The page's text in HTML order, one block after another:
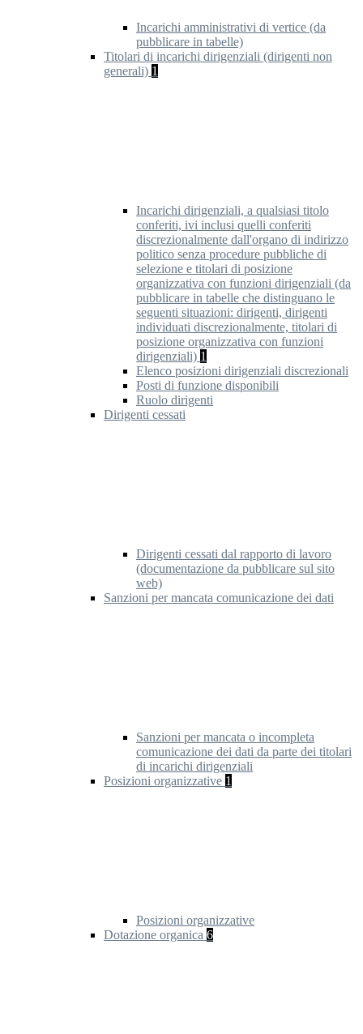
Incarichi amministrativi di vertice (da
pubblicare in tabelle)
Titolari di incarichi dirigenziali (dirigenti non
generali) 1
Incarichi dirigenziali, a qualsiasi titolo
conferiti, ivi inclusi quelli conferiti
discrezionalmente dall'organo di indirizzo
politico senza procedure pubbliche di
selezione e titolari di posizione
organizzativa con funzioni dirigenziali (da
pubblicare in tabelle che distinguano le
seguenti situazioni: dirigenti, dirigenti
individuati discrezionalmente, titolari di
posizione organizzativa con funzioni
dirigenziali) 1
Elenco posizioni dirigenziali discrezionali
Posti di funzione disponibili
Ruolo dirigenti
Dirigenti cessati
Dirigenti cessati dal rapporto di lavoro
(documentazione da pubblicare sul sito
web)
Sanzioni per mancata comunicazione dei dati
Sanzioni per mancata o incompleta
comunicazione dei dati da parte dei titolari
di incarichi dirigenziali
Posizioni organizzative 1
Posizioni organizzative
Dotazione organica 6